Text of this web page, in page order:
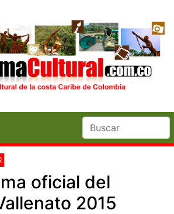
oficial del
2015